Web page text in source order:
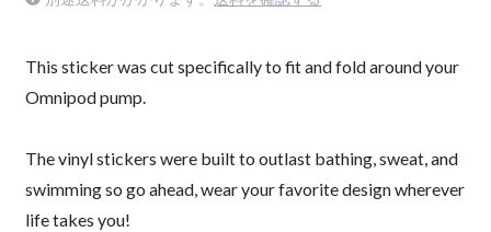
This sticker was cut specifically to fit and fold around your
Omnipod pump.
The vinyl stickers were built to outlast bathing, sweat, and
swimming so go ahead, wear your favorite design wherever
life takes you!